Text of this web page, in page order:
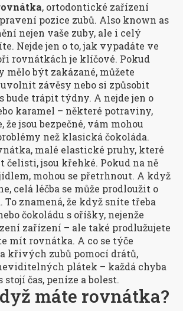
, ortodontické zařízení
pozice zubů. Also known as
nejen vaše zuby, ale i celý
. Nejde jen o to, jak vypadáte ve
rovnátkách je klíčové. Pokud
mělo být zakázané, můžete
závěsy nebo si způsobit
bude trápit týdny. A nejde jen o
karamel – některé potraviny,
jsou bezpečné, vám mohou
než klasická čokoláda.
, malé elastické pruhy, které
čelisti, jsou křehké. Pokud na ně
mohou se přetrhnout. A když
celá léčba se může prodloužit o
To znamená, že když sníte třeba
čokoládu s oříšky, nejenže
zařízení – ale také prodlužujete
mít rovnátka. A co se týče
křivých zubů pomocí drátů,
plátek – každá chyba
čas, peníze a bolest.
máte rovnátka?